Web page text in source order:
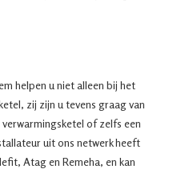
helpen u niet alleen bij het
zij zijn u tevens graag van
of zelfs een
uit ons netwerk heeft
Atag en Remeha, en kan